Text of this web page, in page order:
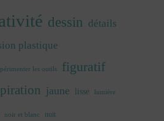
dessin détails
plastique
les outils figuratif
jaune lisse lumière
noir et blanc nuit